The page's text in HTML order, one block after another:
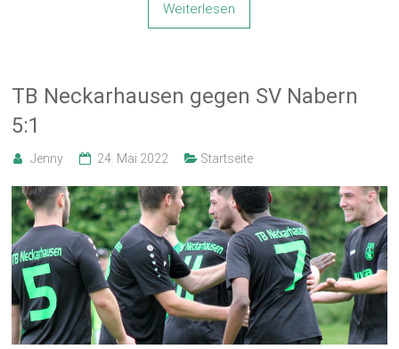
Weiterlesen
TB Neckarhausen gegen SV Nabern
5:1
Jenny 24. Mai 2022 Startseite